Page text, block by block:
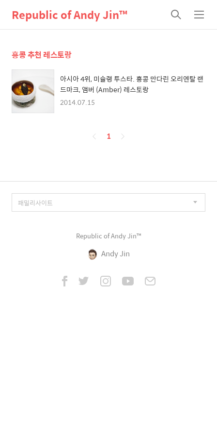
Republic of Andy Jin™
검
색
메
뉴
홍콩 추천 레스토랑
아시아 4위, 미슐랭 투스타. 홍콩 만다린 오리엔탈 랜
드마크, 앰버 (Amber) 레스토랑
2014.07.15
페
1
Republic of Andy Jin™
Andy Jin